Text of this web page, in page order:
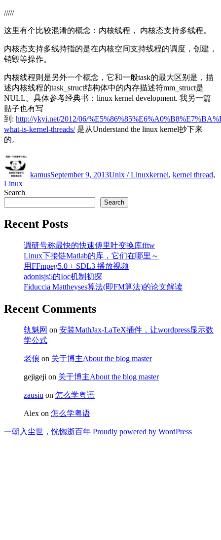
/////
这里有个比较混淆的概念：内核线程， 内核态支持多线程。
内核态支持多线持指的是在内核空间支持线程的调度，创建，
销毁等操作。
内核线程则是另外一个概念，它和一般task的最大区别是，描
述内核线程的task_struct结构体中的内存描述符mm_struct是
NULL。具体参考经典书：linux kernel development. 我另一篇
贴子也有写
到: http://ykyi.net/2012/06/
what-is-kernel-threads/是从Understand the linux kernel抄下来
的。
kamusSeptember 9, 2013Unix / Linuxkernel, kernel thread,
Linux
Search
Search
Recent Posts
调研号称最快的快速傅里叶变换库fftw
Linux下接链Matlab的库，它们在哪里～
用FFmpeg5.0 + SDL3 播放视频
adonisjs5的Ioc机制初探
Fiduccia Mattheyses算法(即FM算法)的论文解读
Recent Comments
轨魅网 on 安装MathJax-LaTeX插件，让wordpress显示数
学公式
老俍 on 关于博主About the blog master
gejigeji on 关于博主About the blog master
zausiu on 怎么学粤语
Alex on 怎么学粤语
一朝入尘世，恍惚逝百年 Proudly powered by WordPress